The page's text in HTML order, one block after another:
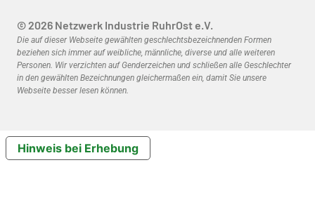
© 2026 Netzwerk Industrie RuhrOst e.V.
Die auf dieser Webseite gewählten geschlechtsbezeichnenden Formen
beziehen sich immer auf weibliche, männliche, diverse und alle weiteren
Personen. Wir verzichten auf Genderzeichen und schließen alle Geschlechter
in den gewählten Bezeichnungen gleichermaßen ein, damit Sie unsere
Webseite besser lesen können.
Hinweis bei Erhebung